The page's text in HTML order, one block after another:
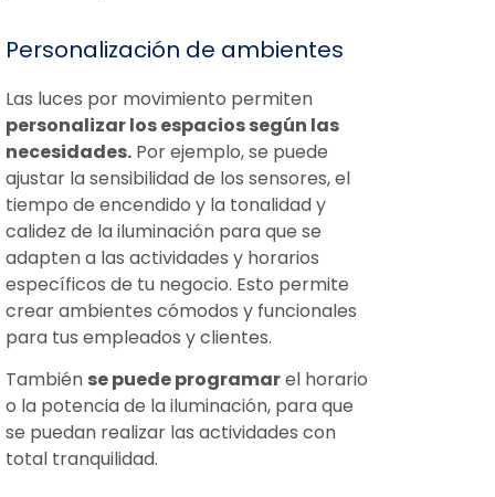
Personalización de ambientes
Las luces por movimiento permiten
personalizar los espacios según las
necesidades. Por ejemplo, se puede
ajustar la sensibilidad de los sensores, el
tiempo de encendido y la tonalidad y
calidez de la iluminación para que se
adapten a las actividades y horarios
específicos de tu negocio. Esto permite
crear ambientes cómodos y funcionales
para tus empleados y clientes.
También se puede programarel horario
o la potencia de la iluminación, para que
se puedan realizar las actividades con
total tranquilidad.